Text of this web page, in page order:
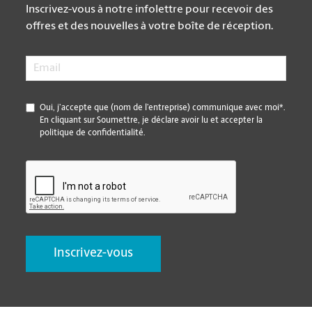
Inscrivez-vous à notre infolettre pour recevoir des
offres et des nouvelles à votre boîte de réception.
Email
*
Oui, j’accepte que (nom de l’entreprise) communique avec moi*.
En cliquant sur Soumettre, je déclare avoir lu et accepter la
politique de confidentialité.